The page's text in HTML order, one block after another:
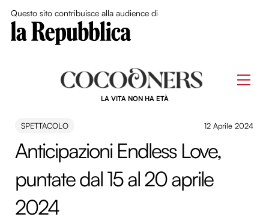
Questo sito contribuisce alla audience di
LA VITA NON HA ETÀ
SPETTACOLO 12 Aprile 2024
Anticipazioni Endless Love,
puntate dal 15 al 20 aprile
2024